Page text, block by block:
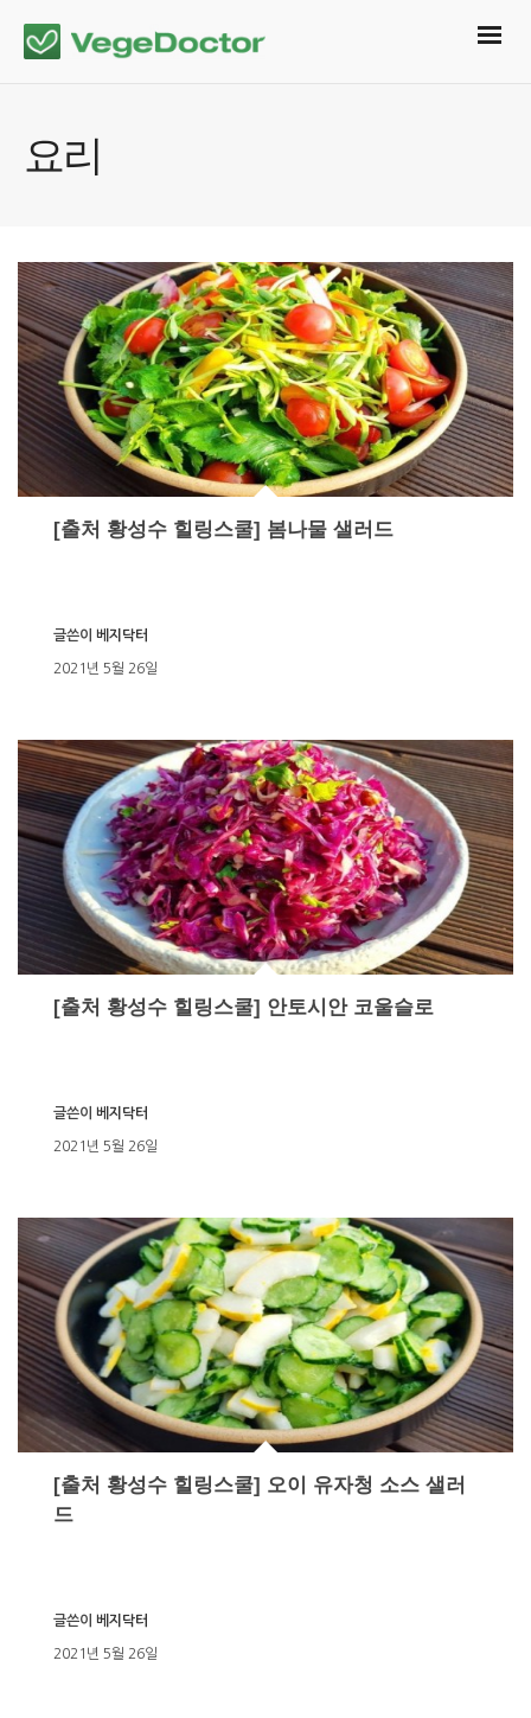
요리
[출처 황성수 힐링스쿨] 봄나물 샐러드
2021년 5월 26일
글쓴이 베지닥터
[출처 황성수 힐링스쿨] 안토시안 코울슬로
2021년 5월 26일
글쓴이 베지닥터
[출처 황성수 힐링스쿨] 오이 유자청 소스 샐러
드
2021년 5월 26일
글쓴이 베지닥터